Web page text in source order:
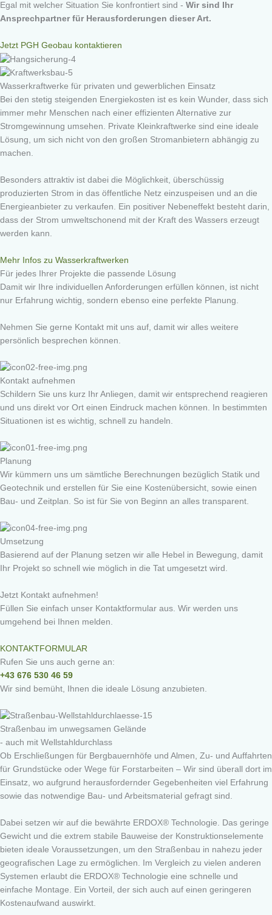
Egal mit welcher Situation Sie konfrontiert sind - Wir sind Ihr
Ansprechpartner für Herausforderungen dieser Art.
Jetzt PGH Geobau kontaktieren
Wasserkraftwerke für privaten und gewerblichen Einsatz
Bei den stetig steigenden Energiekosten ist es kein Wunder, dass sich
immer mehr Menschen nach einer effizienten Alternative zur
Stromgewinnung umsehen. Private Kleinkraftwerke sind eine ideale
Lösung, um sich nicht von den großen Stromanbietern abhängig zu
machen.
Besonders attraktiv ist dabei die Möglichkeit, überschüssig
produzierten Strom in das öffentliche Netz einzuspeisen und an die
Energieanbieter zu verkaufen. Ein positiver Nebeneffekt besteht darin,
dass der Strom umweltschonend mit der Kraft des Wassers erzeugt
werden kann.
Mehr Infos zu Wasserkraftwerken
Für jedes Ihrer Projekte die passende Lösung
Damit wir Ihre individuellen Anforderungen erfüllen können, ist nicht
nur Erfahrung wichtig, sondern ebenso eine perfekte Planung.
Nehmen Sie gerne Kontakt mit uns auf, damit wir alles weitere
persönlich besprechen können.
Kontakt aufnehmen
Schildern Sie uns kurz Ihr Anliegen, damit wir entsprechend reagieren
und uns direkt vor Ort einen Eindruck machen können. In bestimmten
Situationen ist es wichtig, schnell zu handeln.
Planung
Wir kümmern uns um sämtliche Berechnungen bezüglich Statik und
Geotechnik und erstellen für Sie eine Kostenübersicht, sowie einen
Bau- und Zeitplan. So ist für Sie von Beginn an alles transparent.
Umsetzung
Basierend auf der Planung setzen wir alle Hebel in Bewegung, damit
Ihr Projekt so schnell wie möglich in die Tat umgesetzt wird.
Jetzt Kontakt aufnehmen!
Füllen Sie einfach unser Kontaktformular aus. Wir werden uns
umgehend bei Ihnen melden.
KONTAKTFORMULAR
Rufen Sie uns auch gerne an:
+43 676 530 46 59
Wir sind bemüht, Ihnen die ideale Lösung anzubieten.
Straßenbau im unwegsamen Gelände
- auch mit Wellstahldurchlass
Ob Erschließungen für Bergbauernhöfe und Almen, Zu- und Auffahrten
für Grundstücke oder Wege für Forstarbeiten – Wir sind überall dort im
Einsatz, wo aufgrund herausfordernder Gegebenheiten viel Erfahrung
sowie das notwendige Bau- und Arbeitsmaterial gefragt sind.
Dabei setzen wir auf die bewährte ERDOX® Technologie. Das geringe
Gewicht und die extrem stabile Bauweise der Konstruktionselemente
bieten ideale Voraussetzungen, um den Straßenbau in nahezu jeder
geografischen Lage zu ermöglichen. Im Vergleich zu vielen anderen
Systemen erlaubt die ERDOX® Technologie eine schnelle und
einfache Montage. Ein Vorteil, der sich auch auf einen geringeren
Kostenaufwand auswirkt.